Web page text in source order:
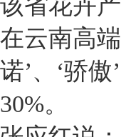
该省花卉
在云南高
诺’、‘骄
30%。